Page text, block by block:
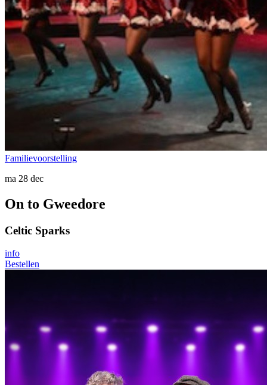
Familievoorstelling
ma 28 dec
On to Gweedore
Celtic Sparks
info
Bestellen